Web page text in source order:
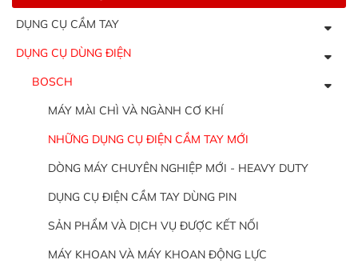
DỤNG CỤ CẦM TAY
DỤNG CỤ DÙNG ĐIỆN
BOSCH
MÁY MÀI CHÌ VÀ NGÀNH CƠ KHÍ
NHỮNG DỤNG CỤ ĐIỆN CẦM TAY MỚI
DÒNG MÁY CHUYÊN NGHIỆP MỚI - HEAVY DUTY
DỤNG CỤ ĐIỆN CẦM TAY DÙNG PIN
SẢN PHẨM VÀ DỊCH VỤ ĐƯỢC KẾT NỐI
MÁY KHOAN VÀ MÁY KHOAN ĐỘNG LỰC